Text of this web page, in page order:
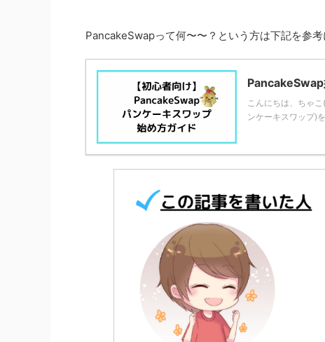
PancakeSwapって何〜〜？という方は下記を参考
PancakeSwap
こんにちは、ちゃ
ンケーキスワップ)